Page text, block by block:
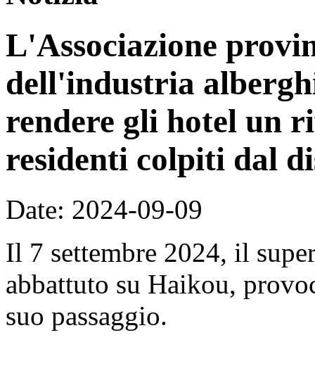
L'Associazione
dell'industria
rendere gli hotel un
residenti colpiti dal
Date: 2024-09-09
Il 7 settembre 2024, il
abbattuto su Haikou,
suo passaggio.